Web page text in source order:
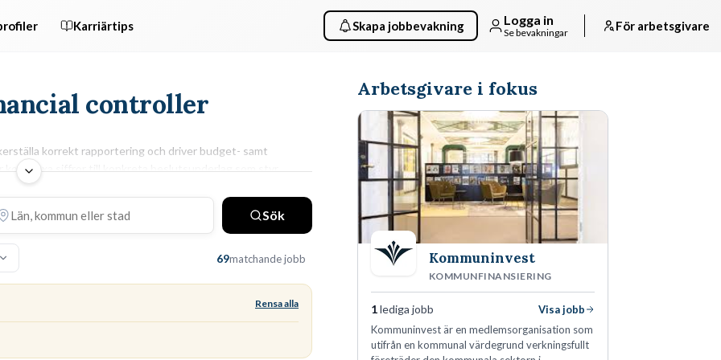
Karriärtips Skapa jobbevakning Logga in
Se bevakningar För arbetsgivare
controller
korrekt rapportering och driver budget- samt
siffror till konkreta beslutsunderlag som styr
ARBETSUPPGIFTER & KRAV
Dina dagar består av att stämma av huvudboken,
bokföringen följer gällande regelverk. Du behöver en
akademisk exameninom ekonomi och gedigen
samt avancerad
användning av Excel.
Sök
69matchande jobb
Rensa alla
Arbetsgivare i fokus
Kommuninvest
KOMMUNFINANSIERING
1lediga jobb
Visa jobb
Kommuninvest är en medlemsorganisation som
utifrån en kommunal värdegrund verkningsfullt